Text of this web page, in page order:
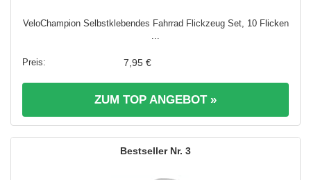
VeloChampion Selbstklebendes Fahrrad Flickzeug Set, 10 Flicken
...
7,95 €
ZUM TOP ANGEBOT »
3